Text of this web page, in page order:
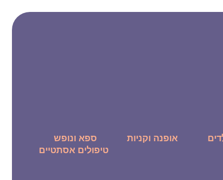
אופנה וקניות
ספא ונופש
טיפולים אסתטיים